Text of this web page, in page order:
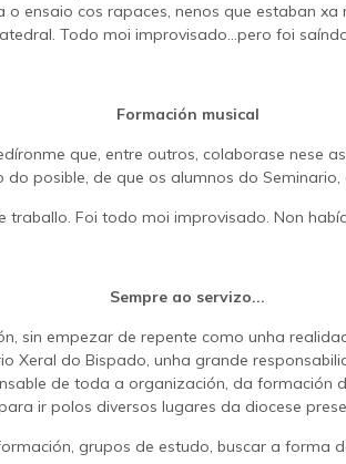
ensaio cos rapaces, nenos que estaban
Todo moi improvisado…pero foi
Formación musical
que, entre outros, colaborase nese
posible, de que os alumnos do
Foi todo moi improvisado. Non
Sempre ao servizo...
sin empezar de repente como unha
Xeral do Bispado, unha grande
de toda a organización, da formación
ir polos diversos lugares da diocese
grupos de estudo, buscar a forma